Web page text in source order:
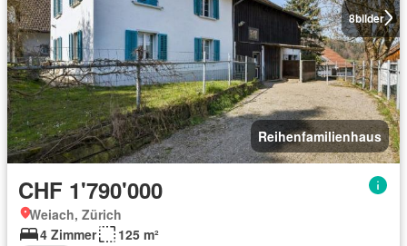
8bilder
Reihenfamilienhaus
CHF 1'790'000
Weiach, Zürich
4 Zimmer
125 m²